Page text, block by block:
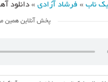
ناب » فرشاد آزادی » دانلود
پخش آنلاین همین